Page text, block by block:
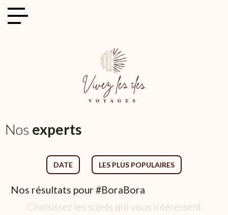
Nos experts
DATE LES PLUS POPULAIRES
Nos résultats pour #BoraBora
Choisissez les sujets qui vous intéressent